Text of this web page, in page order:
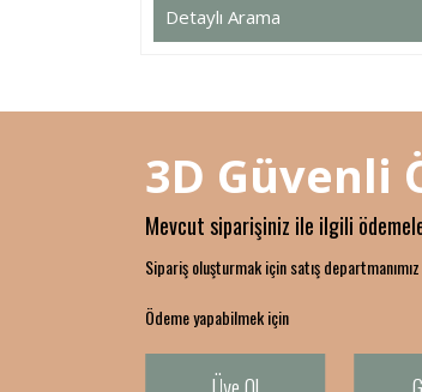
Detaylı Arama
3D Güvenli
Mevcut siparişiniz ile ilgili
Sipariş oluşturmak için satış
Ödeme yapabilmek için